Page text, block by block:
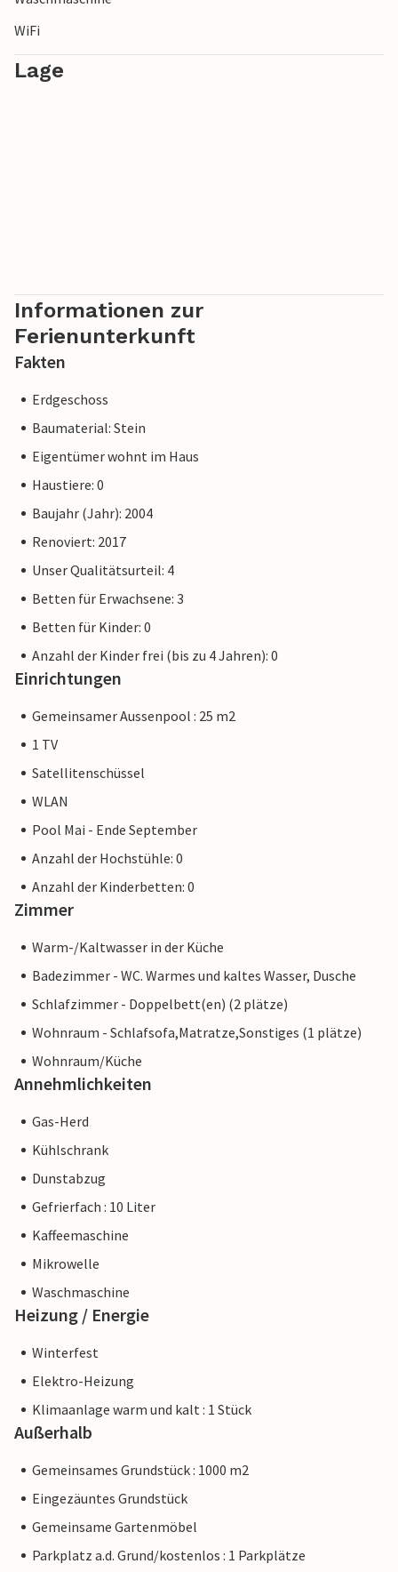
WiFi
Lage
Informationen zur
Ferienunterkunft
Fakten
Erdgeschoss
Baumaterial: Stein
Eigentümer wohnt im Haus
Haustiere: 0
Baujahr (Jahr): 2004
Renoviert: 2017
Unser Qualitätsurteil: 4
Betten für Erwachsene: 3
Betten für Kinder: 0
Anzahl der Kinder frei (bis zu 4 Jahren): 0
Einrichtungen
Gemeinsamer Aussenpool : 25 m2
1 TV
Satellitenschüssel
WLAN
Pool Mai - Ende September
Anzahl der Hochstühle: 0
Anzahl der Kinderbetten: 0
Zimmer
Warm-/Kaltwasser in der Küche
Badezimmer - WC. Warmes und kaltes Wasser, Dusche
Schlafzimmer - Doppelbett(en) (2 plätze)
Wohnraum - Schlafsofa,Matratze,Sonstiges (1 plätze)
Wohnraum/Küche
Annehmlichkeiten
Gas-Herd
Kühlschrank
Dunstabzug
Gefrierfach : 10 Liter
Kaffeemaschine
Mikrowelle
Waschmaschine
Heizung / Energie
Winterfest
Elektro-Heizung
Klimaanlage warm und kalt : 1 Stück
Außerhalb
Gemeinsames Grundstück : 1000 m2
Eingezäuntes Grundstück
Gemeinsame Gartenmöbel
Parkplatz a.d. Grund/kostenlos : 1 Parkplätze